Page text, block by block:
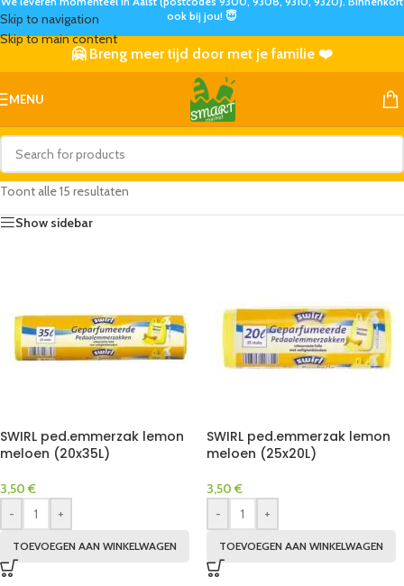
Skip to navigation
Skip to main content
ook bij jou! 😇
🤗 Breng meer tijd door met je familie ❤️
MENU
Toont alle 15 resultaten
Show sidebar
SWIRL ped.emmerzak lemon
meloen (20x35L)
3,50 €
-
+
TOEVOEGEN AAN WINKELWAGEN
SWIRL ped.emmerzak lemon
meloen (25x20L)
3,50 €
-
+
TOEVOEGEN AAN WINKELWAGEN